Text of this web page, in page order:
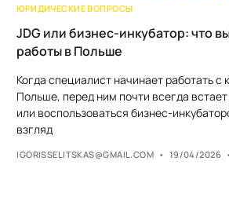
ЮРИДИЧЕСКИЕ ВОПРОСЫ
JDG или бизнес-инкубатор: что
работы в Польше
Когда специалист начинает работать с
Польше, перед ним почти всегда встает
или воспользоваться бизнес-
взгляд
IGORISSELITSKAS@GMAIL.COM 19/04/2026